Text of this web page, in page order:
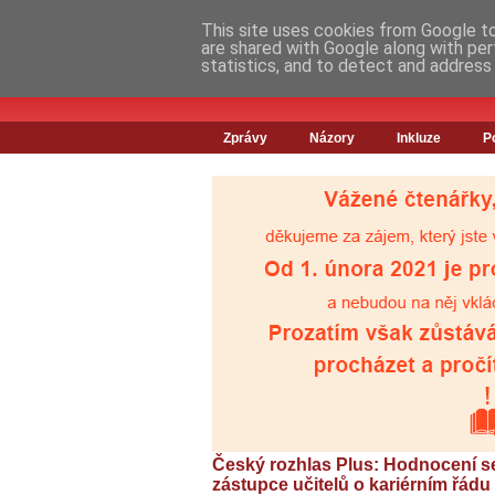
Zprávy Názory Inkluze
Český rozhlas Plus: Hodnocení
zástupce učitelů o kariérním řádu
This site uses cookies from Google
are shared with Google along with
statistics, and to detect and address